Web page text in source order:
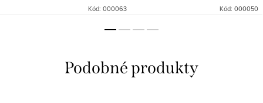
Kód: 000063 Kód: 000050